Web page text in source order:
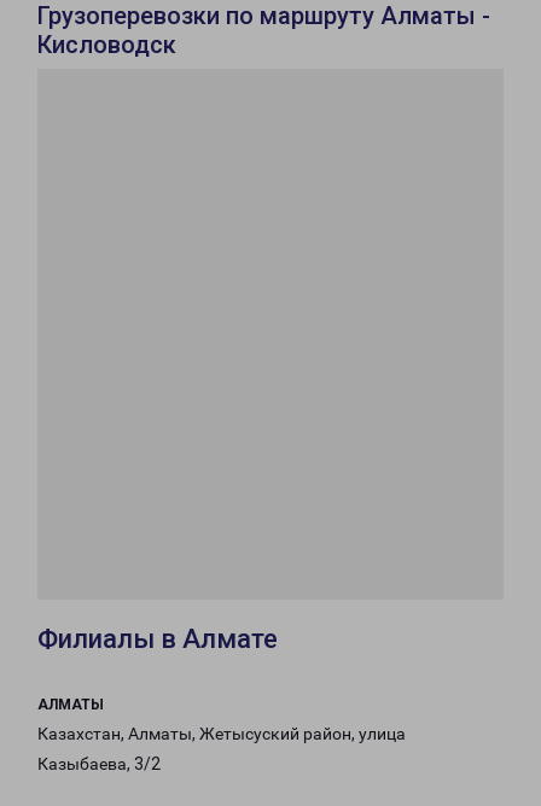
Грузоперевозки по маршруту Алматы -
Кисловодск
Филиалы в Алмате
АЛМАТЫ
Казахстан, Алматы, Жетысуский район, улица
Казыбаева, 3/2